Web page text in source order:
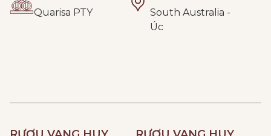
Quarisa PTY
South Australia -
Úc